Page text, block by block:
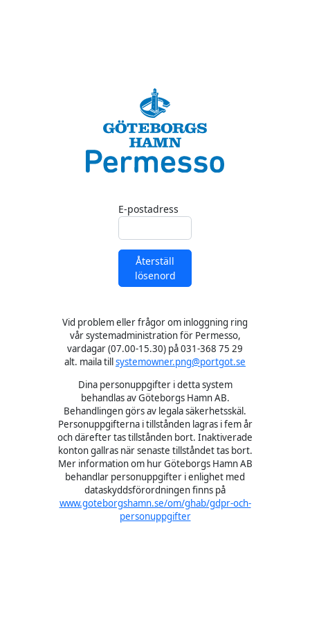
E-postadress
Återställ
lösenord
Vid problem eller frågor om inloggning ring
vår systemadministration för Permesso,
vardagar (07.00-15.30) på 031-368 75 29
alt. maila till systemowner.png@portgot.se
Dina personuppgifter i detta system
behandlas av Göteborgs Hamn AB.
Behandlingen görs av legala säkerhetsskäl.
Personuppgifterna i tillstånden lagras i fem år
och därefter tas tillstånden bort. Inaktiverade
konton gallras när senaste tillståndet tas bort.
Mer information om hur Göteborgs Hamn AB
behandlar personuppgifter i enlighet med
dataskyddsförordningen finns på
www.goteborgshamn.se/om/ghab/gdpr-och-
personuppgifter